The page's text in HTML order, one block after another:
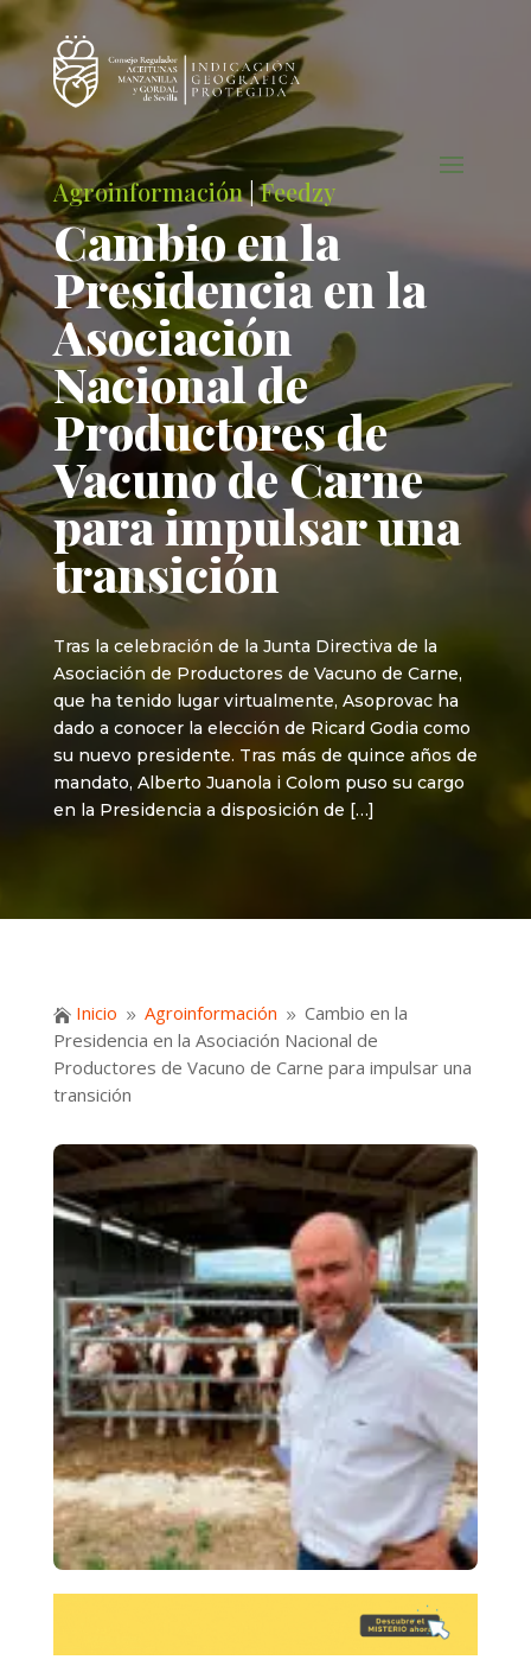
Agroinformación|Feedzy
Cambio en la
Presidencia en la
Asociación
Nacional de
Productores de
Vacuno de Carne
para impulsar una
transición
Tras la celebración de la Junta Directiva de la
Asociación de Productores de Vacuno de Carne,
que ha tenido lugar virtualmente, Asoprovac ha
dado a conocer la elección de Ricard Godia como
su nuevo presidente. Tras más de quince años de
mandato, Alberto Juanola i Colom puso su cargo
en la Presidencia a disposición de […]
 Inicio 9 Agroinformación 9 Cambio en la
Presidencia en la Asociación Nacional de
Productores de Vacuno de Carne para impulsar una
transición